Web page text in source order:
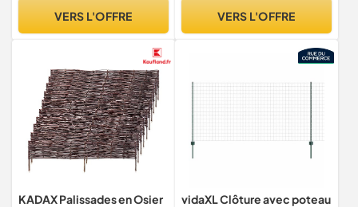
Noir
VERS L'OFFRE VERS L'OFFRE
KADAX Palissades en Osier
vidaXL Clôture avec poteau